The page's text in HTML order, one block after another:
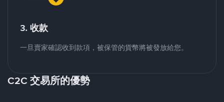
3. 收款
一旦賣家確認收到款項，被保管的貨幣將被發放給您。
C2C 交易所的優勢